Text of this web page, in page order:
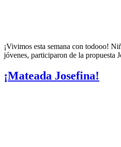
¡Vivimos esta semana con todooo!
jóvenes, participaron de la propuesta
¡Mateada Josefina!